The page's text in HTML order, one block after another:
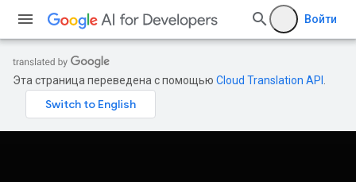
Войти
Эта страница переведена с помощью Cloud Translation API